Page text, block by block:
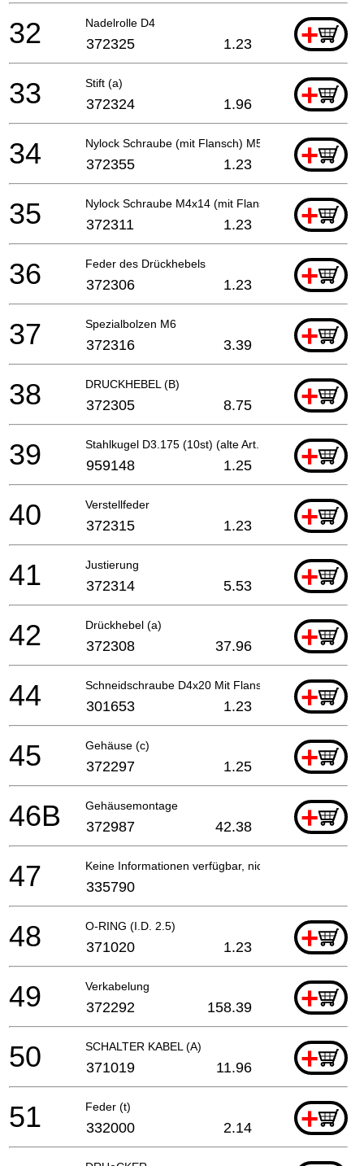
Nadelrolle D4 +
32 372325 1.23
Stift (a) +
33 372324 1.96
Nylock Schraube (mit Flansch) M5x22 +
34 372355 1.23
Nylock Schraube M4x14 (mit Flansch) +
35 372311 1.23
Feder des Drückhebels +
36 372306 1.23
Spezialbolzen M6 +
37 372316 3.39
DRUCKHEBEL (B) +
38 372305 8.75
Stahlkugel D3.175 (10st) (alte Art.nr.939270) Wh1
+
39 959148 1.25
Verstellfeder +
40 372315 1.23
Justierung +
41 372314 5.53
Drückhebel (a) +
42 372308 37.96
Schneidschraube D4x20 Mit Flansch (schwarz), C8fs
+
44 301653 1.23
Gehäuse (c) +
45 372297 1.25
Gehäusemontage +
46B 372987 42.38
Keine Informationen verfügbar, nicht bestellbar
47 335790
O-RING (I.D. 2.5) +
48 371020 1.23
Verkabelung +
49 372292 158.39
SCHALTER KABEL (A) +
50 371019 11.96
Feder (t) +
51 332000 2.14